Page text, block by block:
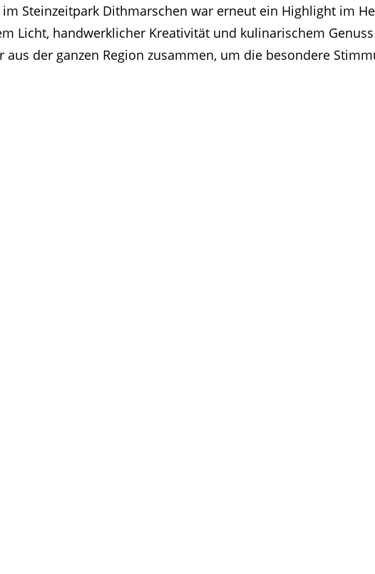
im Steinzeitpark Dithmarschen war erneut ein Highlight im
Licht, handwerklicher Kreativität und kulinarischem
aus der ganzen Region zusammen, um die besondere